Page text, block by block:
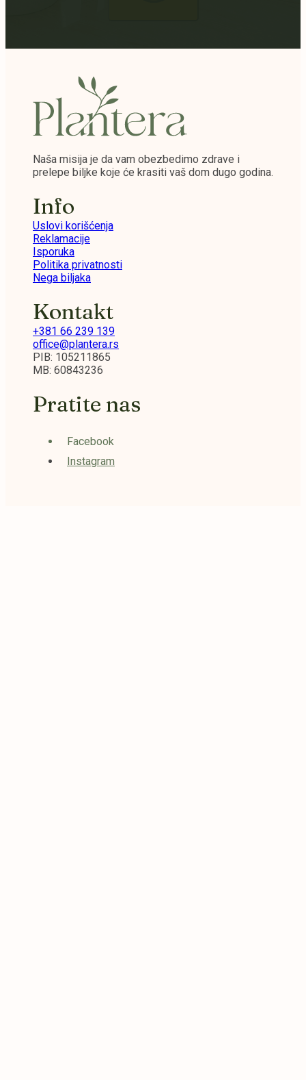
Naša misija je da vam obezbedimo zdrave i
prelepe biljke koje će krasiti vaš dom dugo godina.
Info
Uslovi korišćenja
Reklamacije
Isporuka
Politika privatnosti
Nega biljaka
Kontakt
+381 66 239 139
office@plantera.rs
PIB: 105211865
MB: 60843236
Pratite nas
Facebook
Instagram